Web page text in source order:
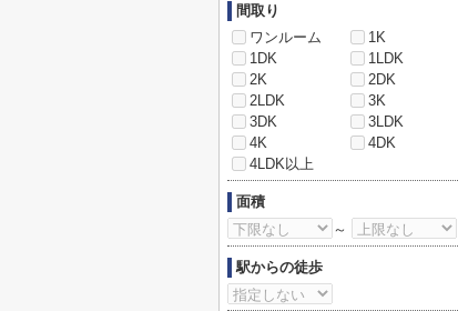
間取り
ワンルーム
1K
1DK
1LDK
2K
2DK
2LDK
3K
3DK
3LDK
4K
4DK
4LDK以上
面積
～
駅からの徒歩